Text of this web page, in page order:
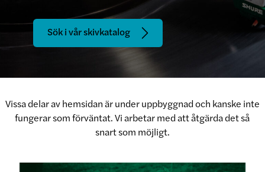
Sök i vår skivkatalog
Vissa delar av hemsidan är under uppbyggnad och kanske inte
fungerar som förväntat. Vi arbetar med att åtgärda det så
snart som möjligt.